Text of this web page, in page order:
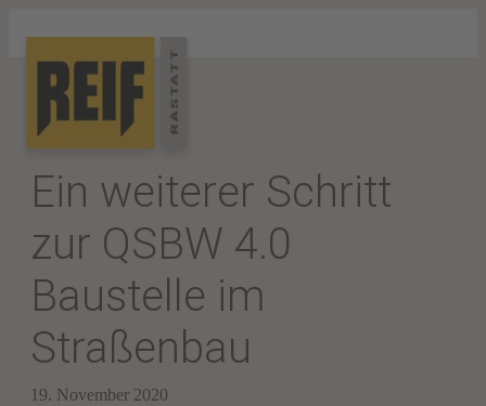
Ein weiterer Schritt
zur QSBW 4.0
Baustelle im
Straßenbau
19. November 2020